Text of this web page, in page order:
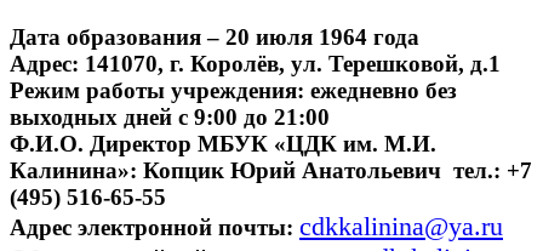
Дата образования – 20 июля 1964 года
Адрес: 141070, г. Королёв, ул. Терешковой, д.1
Режим работы учреждения: ежедневно без
выходных дней с 9:00 до 21:00
Ф.И.О. Директор МБУК «ЦДК им. М.И.
Калинина»: Копцик Юрий Анатольевич тел.: +7
(495) 516-65-55
Адрес электронной почты: cdkkalinina@ya.ru